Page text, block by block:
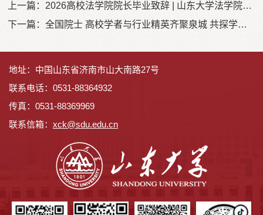
上一篇：
2026高校法学院院长毕业致辞 | 山东大学法学院院长周长军：人生辽阔，请坚定走过
下一篇：
全国院士 高校学者与行业精英齐聚泉城 共探学科发展新方向
地址：中国山东省济南市山大南路27号
联系电话：0531-88364932
传真：0531-88369969
联系信箱： xck@sdu.edu.cn